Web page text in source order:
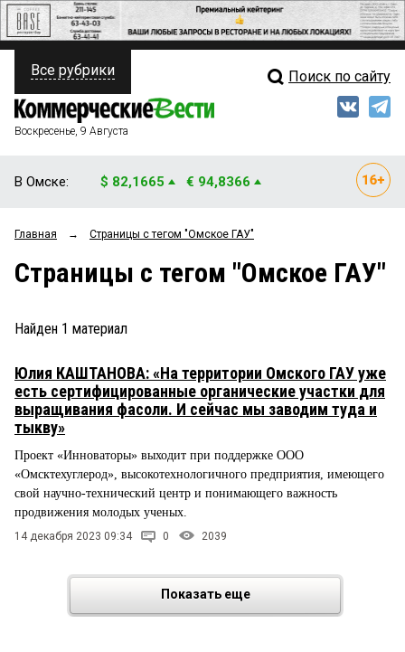
ПОЛИТИКА
ФИНАНСЫ
ОБЩЕСТВО
ЗАКОН
НОВОСТИ КОМПАНИЙ
СТИЛЬ ЖИЗНИ
Свежий выпуск
Мнения
Рейтинги
Все рубрики Поиск по сайту
Воскресенье, 9 Августа
В Омске: $ 82,1665 € 94,8366
Главная → Страницы c тегом "Омское ГАУ"
Страницы c тегом "Омское ГАУ"
Найден 1 материал
Юлия КАШТАНОВА: «На территории Омского ГАУ уже
есть сертифицированные органические участки для
выращивания фасоли. И сейчас мы заводим туда и
тыкву»
Проект «Инноваторы» выходит при поддержке ООО
«Омсктехуглерод», высокотехнологичного предприятия, имеющего
свой научно-технический центр и понимающего важность
продвижения молодых ученых.
14 декабря 2023 09:34 0 2039
Показать еще